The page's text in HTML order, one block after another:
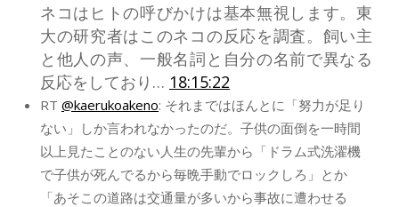
ネコはヒトの呼びかけは基本無視します。東
大の研究者はこのネコの反応を調査。飼い主
と他人の声、一般名詞と自分の名前で異なる
反応をしており… 18:15:22
RT @kaerukoakeno: それまではほんとに「努力が足り
ない」しか言われなかったのだ。子供の面倒を一時間
以上見たことのない人生の先輩から「ドラム式洗濯機
で子供が死んでるから毎晩手動でロックしろ」とか
「あそこの道路は交通量が多いから事故に遭わせる